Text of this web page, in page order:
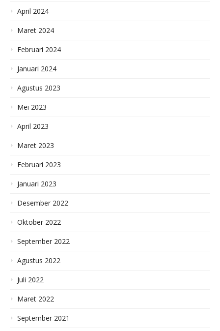
April 2024
Maret 2024
Februari 2024
Januari 2024
Agustus 2023
Mei 2023
April 2023
Maret 2023
Februari 2023
Januari 2023
Desember 2022
Oktober 2022
September 2022
Agustus 2022
Juli 2022
Maret 2022
September 2021